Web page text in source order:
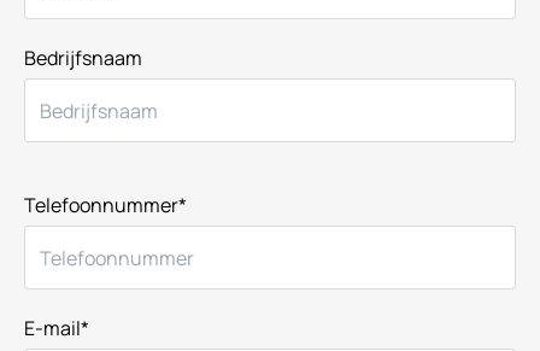
Bedrijfsnaam
Telefoonnummer*
E-mail*